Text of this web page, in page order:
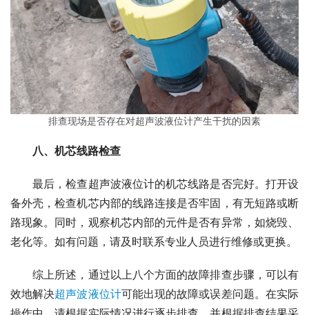
排查现场是否存在对超声波液位计产生干扰的因素
八、机芯线路检查
最后，检查超声波液位计的机芯线路是否完好。打开设
备外壳，检查机芯内部的线路连接是否牢固，有无短路或断
路现象。同时，观察机芯内部的元件是否有异常，如烧毁、
老化等。如有问题，请及时联系专业人员进行维修或更换。
综上所述，通过以上八个方面的故障排查步骤，可以有
效地解决超声波液位计可能出现的故障或误差问题。在实际